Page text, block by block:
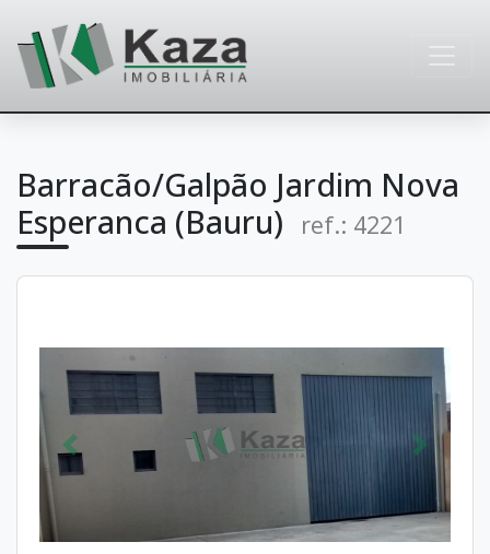
Barracão/Galpão Jardim Nova
Esperanca (Bauru)
ref.: 4221
Anterior Próximo